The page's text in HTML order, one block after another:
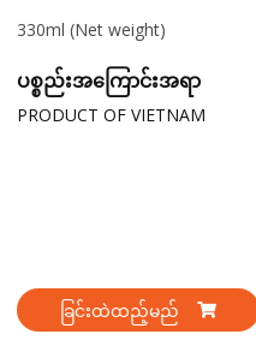
330ml (Net weight)
ပစ္စည်းအကြောင်းအရာ
PRODUCT OF VIETNAM
ခြင်းထဲထည့်မည်